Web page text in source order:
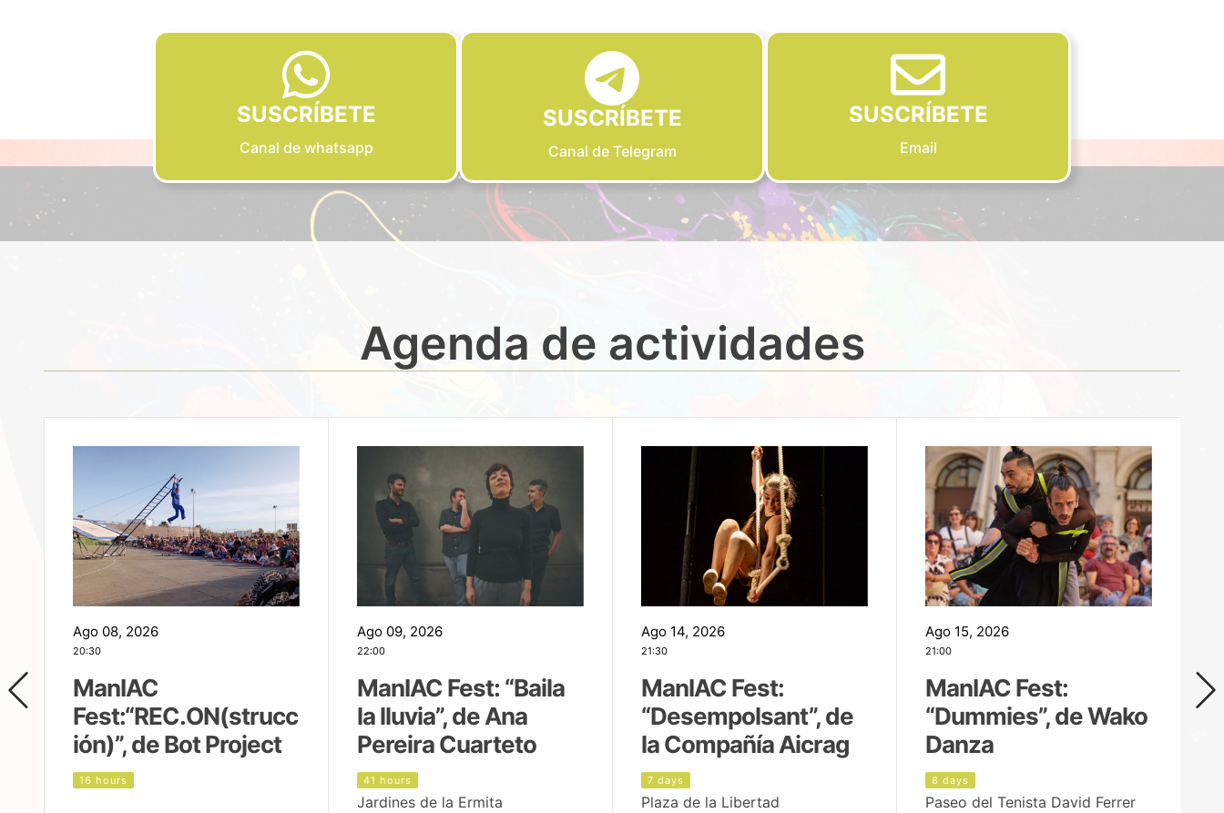
SUSCRÍBETE
Canal de whatsapp
SUSCRÍBETE
Canal de Telegram
SUSCRÍBETE
Email
Agenda de actividades
Ago 08, 2026
20:30
ManIAC
Fest:“REC.ON(strucc
ión)”, de Bot Project
16 hours
Ago 09, 2026
22:00
ManIAC Fest: “Baila
la lluvia”, de Ana
Pereira Cuarteto
41 hours
Jardines de la Ermita
Ago 14, 2026
21:30
ManIAC Fest:
“Desempolsant”, de
la Compañía Aicrag
7 days
Plaza de la Libertad
Ago 15, 2026
21:00
ManIAC Fest:
“Dummies”, de Wako
Danza
8 days
Paseo del Tenista David Ferrer